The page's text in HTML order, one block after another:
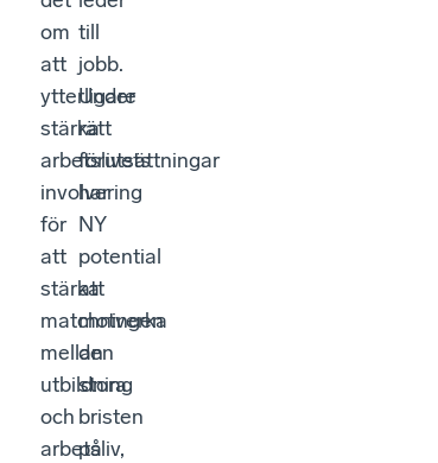
om
att
ytterligare
stärka
arbetslivets
involvering
för
att
stärka
matchningen
mellan
utbildning
och
arbetsliv,
till
jobb.
Under
rätt
förutsättningar
har
NY
potential
att
motverka
den
stora
bristen
på